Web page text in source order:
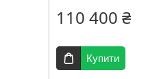
110 400 ₴
Купити